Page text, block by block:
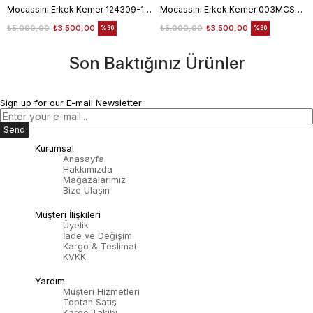
Mocassini Erkek Kemer 124309-100
₺3.500,00
₺5.000,00 %30
Mocassini Erkek Kemer 003MCSN B3245
₺3.500,00
₺5.000,00 %30
Son Baktığınız Ürünler
Sign up for our E-mail Newsletter
Send
Kurumsal
Anasayfa
Hakkımızda
Mağazalarımız
Bize Ulaşın
Müşteri İlişkileri
Üyelik
İade ve Değişim
Kargo & Teslimat
KVKK
Yardım
Müşteri Hizmetleri
Toptan Satış